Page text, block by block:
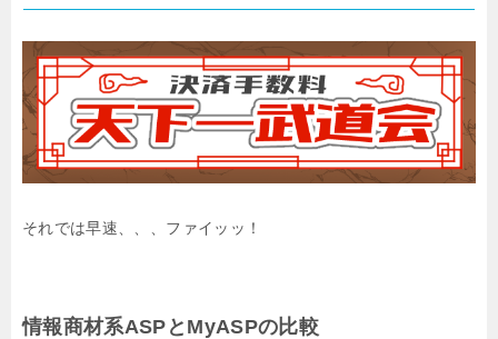
それでは早速、、、ファイッッ！
情報商材系ASPとMyASPの比較